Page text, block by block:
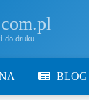
do druku
BLOG